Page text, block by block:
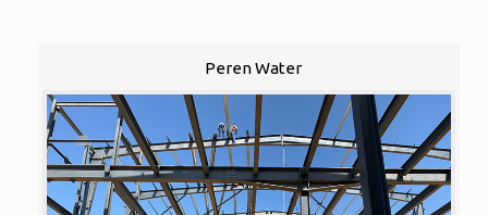
Peren Water